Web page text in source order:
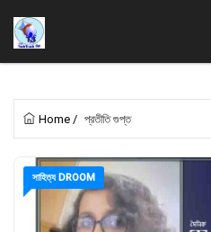
Home / প্রতীতি গুপ্ত
সাহিত্য DROOM